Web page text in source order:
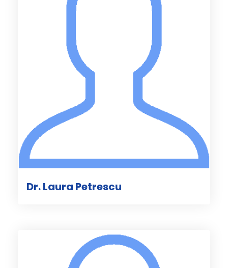
Dr. Laura Petrescu